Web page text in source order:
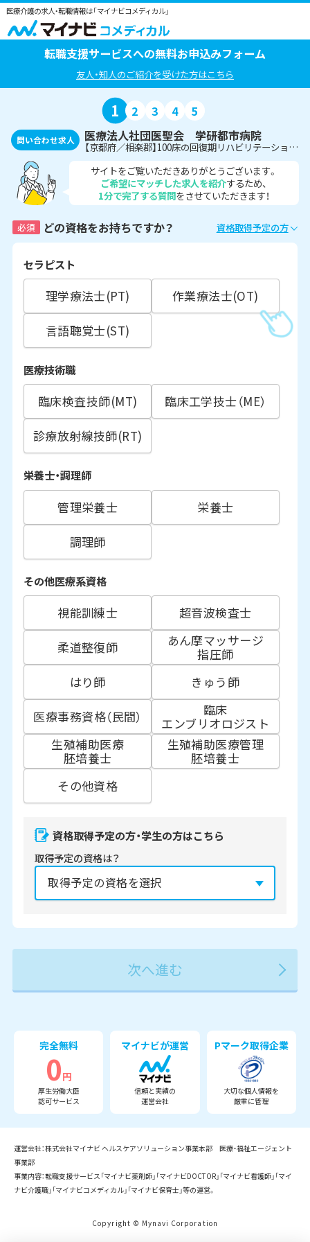
医療介護の求人・転職情報は「マイナビコメディカル」
転職支援サービスへの無料お申込みフォーム
友人・知人のご紹介を受けた方はこちら
1 2 3 4 5
問い合わせ求人 医療法人社団医聖会 学研都市病院
【京都府／相楽郡】100床の回復期リハビリテーション病棟での言語聴覚士さんの募集です♪
サイトをご覧いただきありがとうございます。
ご希望にマッチした求人を紹介するため、
1分で完了する質問をさせていただきます！
必須 どの資格をお持ちですか？ 資格取得予定の方
セラピスト
理学療法士(PT)
作業療法士(OT)
言語聴覚士(ST)
医療技術職
臨床検査技師(MT)
臨床工学技士（ME）
診療放射線技師(RT)
栄養士・調理師
管理栄養士
栄養士
調理師
その他医療系資格
視能訓練士
超音波検査士
柔道整復師
あん摩マッサージ
指圧師
はり師
きゅう師
医療事務資格（民間）
臨床
エンブリオロジスト
生殖補助医療
胚培養士
生殖補助医療管理
胚培養士
その他資格
資格取得予定の方・学生の方はこちら
取得予定の資格は？
2027年 2028年 2029年 3月
完全無料
0円
厚生労働大臣
認可サービス
マイナビが運営
信頼と実績の
運営会社
Pマーク取得企業
大切な個人情報を
厳重に管理
運営会社：株式会社マイナビ ヘルスケアソリューション事業本部 医療・福祉エージェント
事業部
事業内容：転職支援サービス「マイナビ薬剤師」「マイナビDOCTOR」「マイナビ看護師」「マイ
ナビ介護職」「マイナビコメディカル」「マイナビ保育士」等の運営。
Copyright © Mynavi Corporation